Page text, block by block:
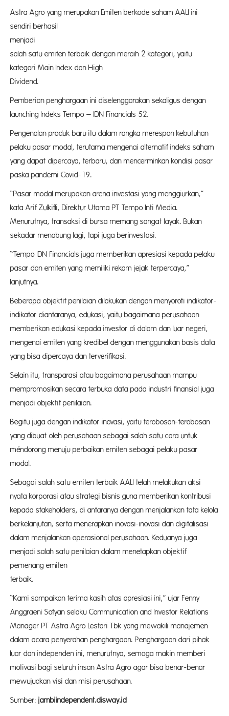
Astra Agro yang merupakan Emiten berkode saham AALI ini
sendiri berhasil
salah satu emiten terbaik dengan meraih 2 kategori, yaitu
kategori Main Index dan High
Pemberian penghargaan ini diselenggarakan sekaligus dengan
launching Indeks Tempo – IDN Financials 52.
Pengenalan produk baru itu dalam rangka merespon kebutuhan
pelaku pasar modal, terutama mengenai alternatif indeks saham
yang dapat dipercaya, terbaru, dan mencerminkan kondisi pasar
paska pandemi Covid-19.
“Pasar modal merupakan arena investasi yang menggiurkan,”
kata Arif Zulkifli, Direktur Utama PT Tempo Inti Media.
Menurutnya, transaksi di bursa memang sangat layak. Bukan
sekadar menabung lagi, tapi juga berinvestasi.
“Tempo IDN Financials juga memberikan apresiasi kepada pelaku
pasar dan emiten yang memiliki rekam jejak terpercaya,”
lanjutnya.
Beberapa objektif penilaian dilakukan dengan menyoroti indikator-
indikator diantaranya, edukasi, yaitu bagaimana perusahaan
memberikan edukasi kepada investor di dalam dan luar negeri,
mengenai emiten yang kredibel dengan menggunakan basis data
yang bisa dipercaya dan terverifikasi.
Selain itu, transparasi atau bagaimana perusahaan mampu
mempromosikan secara terbuka data pada industri finansial juga
menjadi objektif penilaian.
Begitu juga dengan indikator inovasi, yaitu terobosan-terobosan
yang dibuat oleh perusahaan sebagai salah satu cara untuk
méndorong menuju perbaikan emiten sebagai pelaku pasar
Sebagai salah satu emiten terbaik AALI telah melakukan aksi
nyata korporasi atau strategi bisnis guna memberikan kontribusi
kepada stakeholders, di antaranya dengan menjalankan tata kelola
berkelanjutan, serta menerapkan inovasi-inovasi dan digitalisasi
dalam menjalankan operasional perusahaan. Keduanya juga
menjadi salah satu penilaian dalam menetapkan objektif
pemenang emiten
“Kami sampaikan terima kasih atas apresiasi ini,” ujar Fenny
Anggraeni Sofyan selaku Communication and Investor Relations
Manager PT Astra Agro Lestari Tbk yang mewakili manajemen
dalam acara penyerahan penghargaan. Penghargaan dari pihak
luar dan independen ini, menurutnya, semoga makin memberi
motivasi bagi seluruh insan Astra Agro agar bisa benar-benar
mewujudkan visi dan misi perusahaan.
Sumber: jambiindependent.disway.id